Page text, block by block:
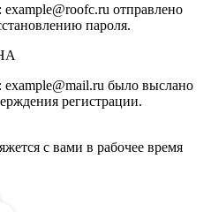
example@roofc.ru отправлено
пароля.
example@mail.ru было выслано
регистрации.
с вами в рабочее время